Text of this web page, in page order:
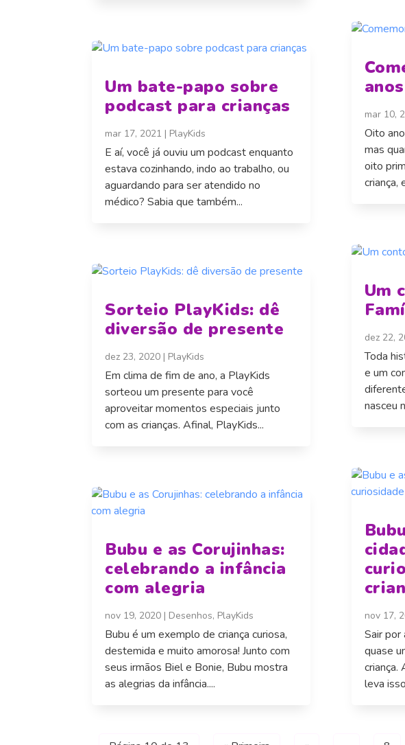
Um bate-papo sobre
podcast para crianças
mar 17, 2021 | PlayKids
E aí, você já ouviu um podcast enquanto
estava cozinhando, indo ao trabalho, ou
aguardando para ser atendido no
médico? Sabia que também...
Sorteio PlayKids: dê
diversão de presente
dez 23, 2020 | PlayKids
Em clima de fim de ano, a PlayKids
sorteou um presente para você
aproveitar momentos especiais junto
com as crianças. Afinal, PlayKids...
Bubu e as Corujinhas:
celebrando a infância
com alegria
nov 19, 2020 | Desenhos, PlayKids
Bubu é um exemplo de criança curiosa,
destemida e muito amorosa! Junto com
seus irmãos Biel e Bonie, Bubu mostra
as alegrias da infância....
mar 10,
Oito
mas
oito
criança,
Um
dez 22,
Toda
e um
nasceu
nov 17,
Sair por
quase
criança.
leva